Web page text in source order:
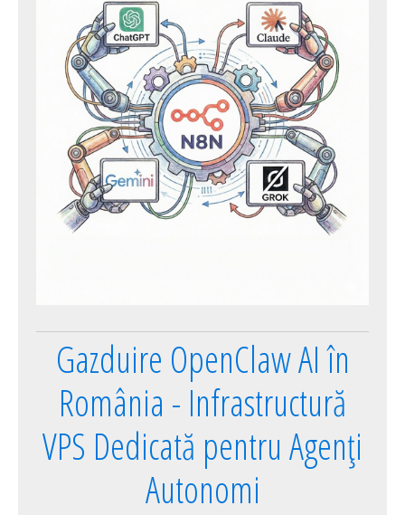
Gazduire OpenClaw AI în
România - Infrastructură
VPS Dedicată pentru Agenți
Autonomi